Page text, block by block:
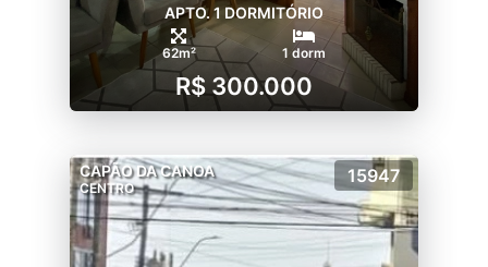
APTO. 1 DORMITÓRIO
62m² 1 dorm
R$ 300.000
CAPÃO DA CANOA
CENTRO
15947